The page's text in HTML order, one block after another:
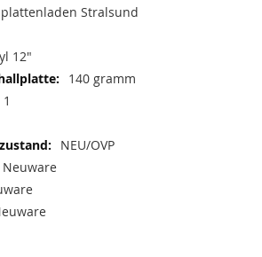
Stralsund
12"
140 gramm
1
NEU/OVP
Neuware